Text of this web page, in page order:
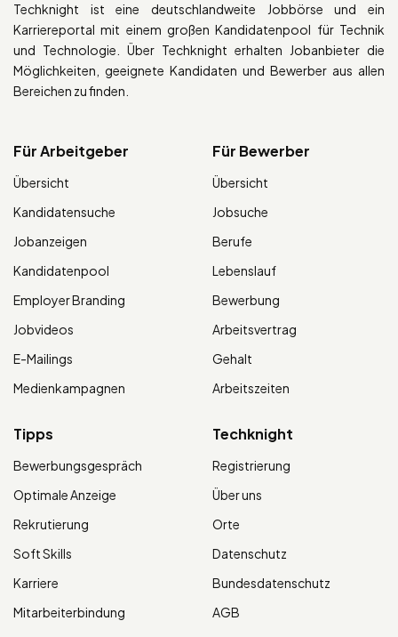
Techknight ist eine deutschlandweite Jobbörse und ein
Karriereportal mit einem großen Kandidatenpool für Technik
und Technologie. Über Techknight erhalten Jobanbieter die
Möglichkeiten, geeignete Kandidaten und Bewerber aus allen
Bereichen zu finden.
Für Arbeitgeber
Übersicht
Kandidatensuche
Jobanzeigen
Kandidatenpool
Employer Branding
Jobvideos
E-Mailings
Medienkampagnen
Für Bewerber
Übersicht
Jobsuche
Berufe
Lebenslauf
Bewerbung
Arbeitsvertrag
Gehalt
Arbeitszeiten
Tipps
Bewerbungsgespräch
Optimale Anzeige
Rekrutierung
Soft Skills
Karriere
Mitarbeiterbindung
Techknight
Registrierung
Über uns
Orte
Datenschutz
Bundesdatenschutz
AGB